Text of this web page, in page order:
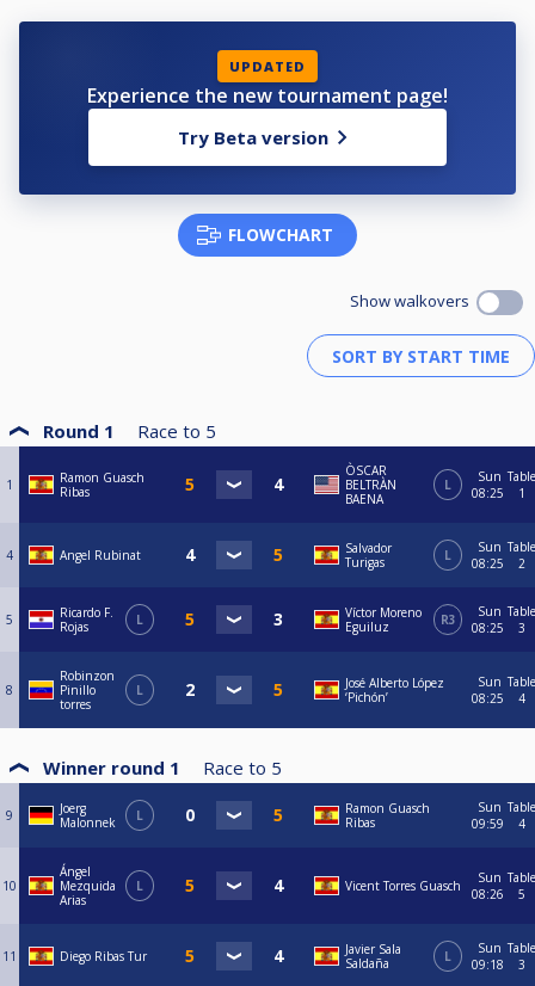
UPDATED
Experience the new tournament page!
Try Beta version
FLOWCHART
Show walkovers
Round 1 Race to 5
1
Ramon Guasch
Ribas
ÒSCAR
BELTRÀN
BAENA
L
Sun
08:25
Table
1
4 Angel Rubinat
Salvador
Turigas
L
Sun
08:25
Table
2
5
Ricardo F.
Rojas
L
Víctor Moreno
Eguiluz
R3
Sun
08:25
Table
3
8
Robinzon
Pinillo
torres
L
José Alberto López
‘Pichón’
Sun
08:25
Table
4
Winner round 1 Race to 5
9
Joerg
Malonnek
L
Ramon Guasch
Ribas
Sun
09:59
Table
4
10
Ángel
Mezquida
Arias
L Vicent Torres Guasch
Sun
08:26
Table
5
11 Diego Ribas Tur
Javier Sala
Saldaña
L
Sun
09:18
Table
3